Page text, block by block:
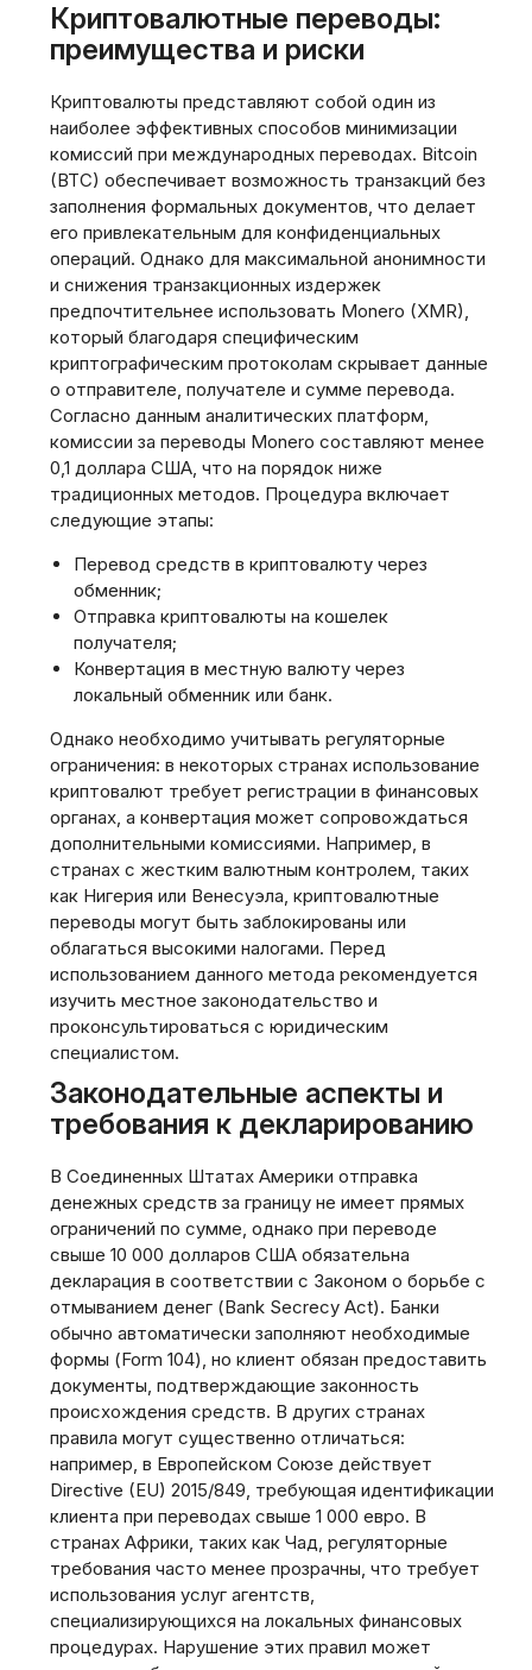
Криптовалютные переводы:
преимущества и риски
Криптовалюты представляют собой один из
наиболее эффективных способов минимизации
комиссий при международных переводах. Bitcoin
(BTC) обеспечивает возможность транзакций без
заполнения формальных документов, что делает
его привлекательным для конфиденциальных
операций. Однако для максимальной анонимности
и снижения транзакционных издержек
предпочтительнее использовать Monero (XMR),
который благодаря специфическим
криптографическим протоколам скрывает данные
о отправителе, получателе и сумме перевода.
Согласно данным аналитических платформ,
комиссии за переводы Monero составляют менее
0,1 доллара США, что на порядок ниже
традиционных методов. Процедура включает
следующие этапы:
Перевод средств в криптовалюту через
обменник;
Отправка криптовалюты на кошелек
получателя;
Конвертация в местную валюту через
локальный обменник или банк.
Однако необходимо учитывать регуляторные
ограничения: в некоторых странах использование
криптовалют требует регистрации в финансовых
органах, а конвертация может сопровождаться
дополнительными комиссиями. Например, в
странах с жестким валютным контролем, таких
как Нигерия или Венесуэла, криптовалютные
переводы могут быть заблокированы или
облагаться высокими налогами. Перед
использованием данного метода рекомендуется
изучить местное законодательство и
проконсультироваться с юридическим
специалистом.
Законодательные аспекты и
требования к декларированию
В Соединенных Штатах Америки отправка
денежных средств за границу не имеет прямых
ограничений по сумме, однако при переводе
свыше 10 000 долларов США обязательна
декларация в соответствии с Законом о борьбе с
отмыванием денег (Bank Secrecy Act). Банки
обычно автоматически заполняют необходимые
формы (Form 104), но клиент обязан предоставить
документы, подтверждающие законность
происхождения средств. В других странах
правила могут существенно отличаться:
например, в Европейском Союзе действует
Directive (EU) 2015/849, требующая идентификации
клиента при переводах свыше 1 000 евро. В
странах Африки, таких как Чад, регуляторные
требования часто менее прозрачны, что требует
использования услуг агентств,
специализирующихся на локальных финансовых
процедурах. Нарушение этих правил может